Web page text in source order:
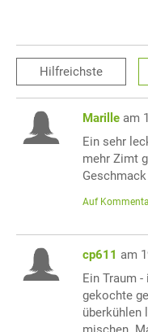
Hilfreichste
Marille am
Ein sehr
mehr Zimt
Auf
cp611 am
Ein Traum
gekochte
überkühlen